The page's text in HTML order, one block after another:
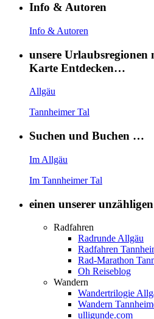
Info & Autoren
Info & Autoren
unsere
Karte Entdecken…
Allgäu
Tannheimer Tal
Suchen und Buchen …
Im Allgäu
Im Tannheimer Tal
einen unserer
Radfahren
Radrunde Allgäu
Radfahren
Rad-Marathon
Oh Reiseblog
Wandern
Wandertrilogie
Wandern
ulligunde.com